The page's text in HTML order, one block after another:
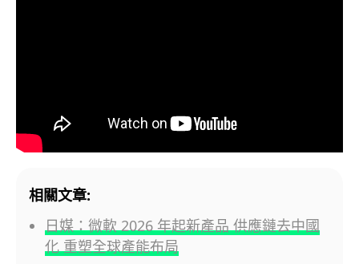
相關文章:
日媒：微軟 2026 年起新產品 供應鏈去中國
化 重塑全球產能布局